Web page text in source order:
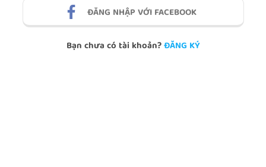
ĐĂNG NHẬP VỚI FACEBOOK
Bạn chưa có tài khoản?ĐĂNG KÝ